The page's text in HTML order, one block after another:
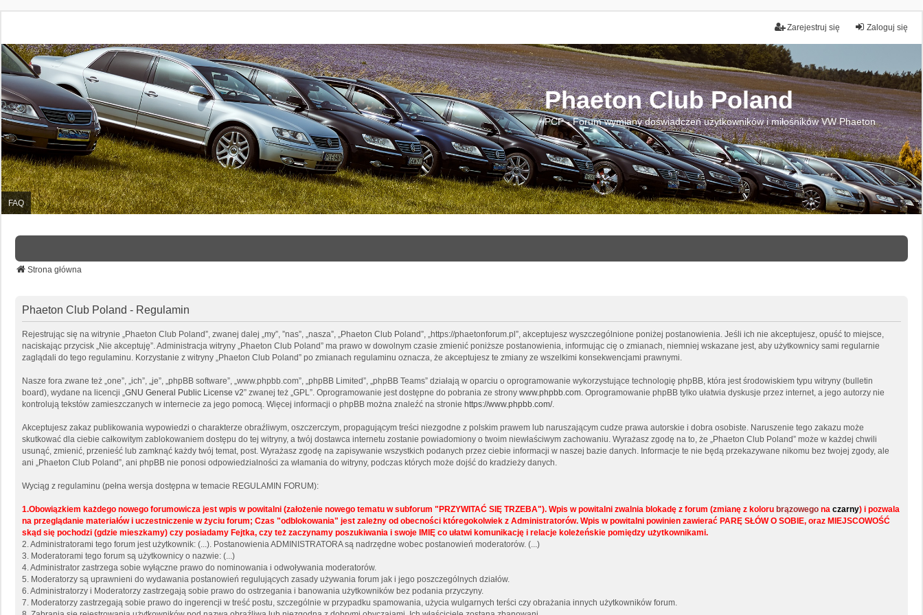
Zaloguj się
Zarejestruj się
Phaeton Club Poland
PCP - Forum wymiany doświadczeń użytkowników i miłośników VW Phaeton
FAQ
Strona główna
Phaeton Club Poland - Regulamin
Rejestrując się na witrynie „Phaeton Club Poland”, zwanej dalej „my”, ”nas”, „nasza”, „Phaeton Club Poland”, „https://phaetonforum.pl”, akceptujesz wyszczególnione poniżej postanowienia. Jeśli ich nie akceptujesz, opuść to miejsce,
naciskając przycisk „Nie akceptuję”. Administracja witryny „Phaeton Club Poland” ma prawo w dowolnym czasie zmienić poniższe postanowienia, informując cię o zmianach, niemniej wskazane jest, aby użytkownicy sami regularnie
zaglądali do tego regulaminu. Korzystanie z witryny „Phaeton Club Poland” po zmianach regulaminu oznacza, że akceptujesz te zmiany ze wszelkimi konsekwencjami prawnymi.
Nasze fora zwane też „one”, „ich”, „je”, „phpBB software”, „www.phpbb.com”, „phpBB Limited”, „phpBB Teams” działają w oparciu o oprogramowanie wykorzystujące technologię phpBB, która jest środowiskiem typu witryny (bulletin
board), wydane na licencji „GNU General Public License v2” zwanej też „GPL”. Oprogramowanie jest dostępne do pobrania ze strony www.phpbb.com. Oprogramowanie phpBB tylko ułatwia dyskusje przez internet, a jego autorzy nie
kontrolują tekstów zamieszczanych w internecie za jego pomocą. Więcej informacji o phpBB można znaleźć na stronie https://www.phpbb.com/.
Akceptujesz zakaz publikowania wypowiedzi o charakterze obraźliwym, oszczerczym, propagującym treści niezgodne z polskim prawem lub naruszającym cudze prawa autorskie i dobra osobiste. Naruszenie tego zakazu może
skutkować dla ciebie całkowitym zablokowaniem dostępu do tej witryny, a twój dostawca internetu zostanie powiadomiony o twoim niewłaściwym zachowaniu. Wyrażasz zgodę na to, że „Phaeton Club Poland” może w każdej chwili
usunąć, zmienić, przenieść lub zamknąć każdy twój temat, post. Wyrażasz zgodę na zapisywanie wszystkich podanych przez ciebie informacji w naszej bazie danych. Informacje te nie będą przekazywane nikomu bez twojej zgody, ale
ani „Phaeton Club Poland”, ani phpBB nie ponosi odpowiedzialności za włamania do witryny, podczas których może dojść do kradzieży danych.
Wyciąg z regulaminu (pełna wersja dostępna w temacie REGULAMIN FORUM):
1.Obowiązkiem każdego nowego forumowicza jest wpis w powitalni (założenie nowego tematu w subforum "PRZYWITAĆ SIĘ TRZEBA"). Wpis w powitalni zwalnia blokadę z forum (zmianę z koloru brązowego na czarny) i pozwala
na przeglądanie materiałów i uczestniczenie w życiu forum; Czas "odblokowania" jest zależny od obecności któregokolwiek z Administratorów. Wpis w powitalni powinien zawierać PARĘ SŁÓW O SOBIE, oraz MIEJSCOWOŚĆ
skąd się pochodzi (gdzie mieszkamy) czy posiadamy Fejtka, czy też zaczynamy poszukiwania i swoje IMIĘ co ułatwi komunikację i relacje koleżeńskie pomiędzy użytkownikami.
2. Administratorami tego forum jest użytkownik: (...). Postanowienia ADMINISTRATORA są nadrzędne wobec postanowień moderatorów. (...)
3. Moderatorami tego forum są użytkownicy o nazwie: (...)
4. Administrator zastrzega sobie wyłączne prawo do nominowania i odwoływania moderatorów.
5. Moderatorzy są uprawnieni do wydawania postanowień regulujących zasady używania forum jak i jego poszczególnych działów.
6. Administratorzy i Moderatorzy zastrzegają sobie prawo do ostrzegania i banowania użytkowników bez podania przyczyny.
7. Moderatorzy zastrzegają sobie prawo do ingerencji w treść postu, szczególnie w przypadku spamowania, użycia wulgarnych terści czy obrażania innych użytkowników forum.